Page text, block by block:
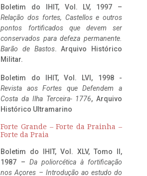
Boletim do IHIT, Vol. LV, 1997 –
Relação dos fortes, Castellos e outros
pontos fortificados que devem ser
conservados para defeza permanente.
Barão de Bastos. Arquivo Histórico
Militar.
Boletim do IHIT, Vol. LVI, 1998 -
Revista aos Fortes que Defendem a
Costa da Ilha Terceira- 1776, Arquivo
Histórico Ultramarino
Forte Grande – Forte da Prainha –
Forte da Praia
Boletim do IHIT, Vol. XLV, Tomo II,
1987 – Da poliorcética à fortificação
nos Açores – Introdução ao estudo do